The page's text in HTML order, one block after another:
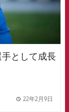
として成長
22年2月9日